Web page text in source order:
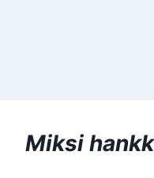
Miksi